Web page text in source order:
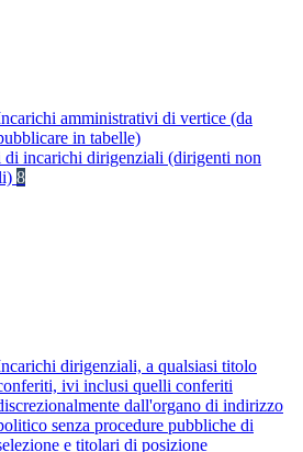
amministrativi di vertice (da
in tabelle)
di incarichi dirigenziali (dirigenti non
8
dirigenziali, a qualsiasi titolo
ivi inclusi quelli conferiti
dall'organo di indirizzo
senza procedure pubbliche di
e titolari di posizione